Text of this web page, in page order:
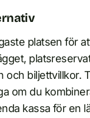
platsen för
och biljettvillkor.
om du
kassa för en